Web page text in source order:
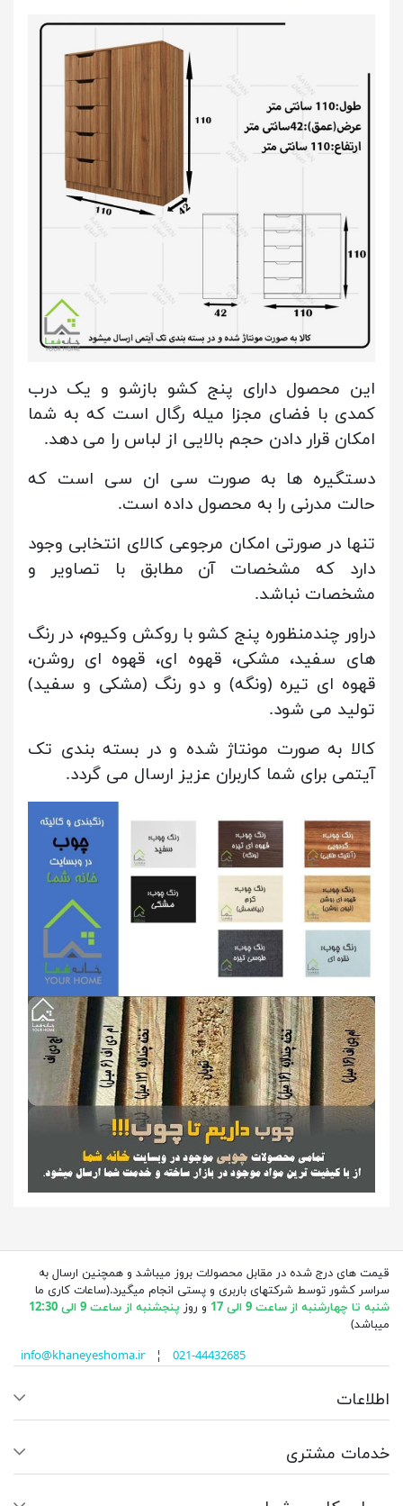
این محصول دارای پنج کشو بازشو و یک درب
کمدی با فضای مجزا میله رگال است که به شما
امکان قرار دادن حجم بالایی از لباس را می دهد.
دستگیره ها به صورت سی ان سی است که
حالت مدرنی را به محصول داده است.
تنها در صورتی امکان مرجوعی کالای انتخابی وجود
دارد که مشخصات آن مطابق با تصاویر و
مشخصات نباشد.
دراور چندمنظوره پنج کشو با روکش وکیوم، در رنگ
های سفید، مشکی، قهوه ای، قهوه ای روشن،
قهوه ای تیره (ونگه) و دو رنگ (مشکی و سفید)
تولید می شود.
کالا به صورت مونتاژ شده و در بسته بندی تک
آیتمی برای شما کاربران عزیز ارسال می گردد.
قیمت های درج شده در مقابل محصولات بروز میباشد و همچنین ارسال به
سراسر کشور توسط شرکتهای باربری و پستی انجام میگیرد.(ساعات کاری ما
شنبه تا چهارشنبه از ساعت 9 الی 17
و روز پنجشنبه از ساعت 9 الی 12:30
میباشد)
info@khaneyeshoma.ir¦ 021-44432685
اطلاعات
خدمات مشتری